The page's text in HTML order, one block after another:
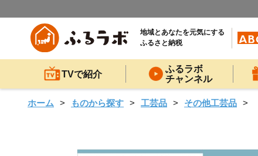
地域とあなたを元気にする
ふるさと納税
TVで紹介
ふるラボ
チャンネル
ホーム ものから探す 工芸品 その他工芸品